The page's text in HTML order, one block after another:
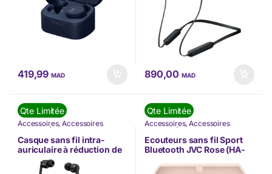
419,99MAD 890,00MAD
Qte Limitée
Accessoires,Accessoires
Mobilité
Écouteurs
Marques,TÉLÉPHONIE,
Téléphonie & Tablette
Casque sans fil intra-
auriculaire à réduction de
bruit Noir (HA-FX65BN-B-
Qte Limitée
Accessoires,Accessoires
Mobilité
Écouteurs
Marques,TÉLÉPHONIE,
Téléphonie & Tablette
Ecouteurs sans fil Sport
Bluetooth JVC Rose (HA-